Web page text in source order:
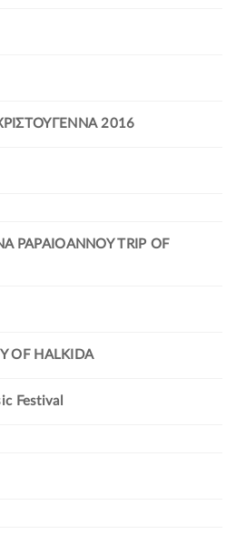
2016
PAPAIOANNOY TRIP OF
OF HALKIDA
Festival